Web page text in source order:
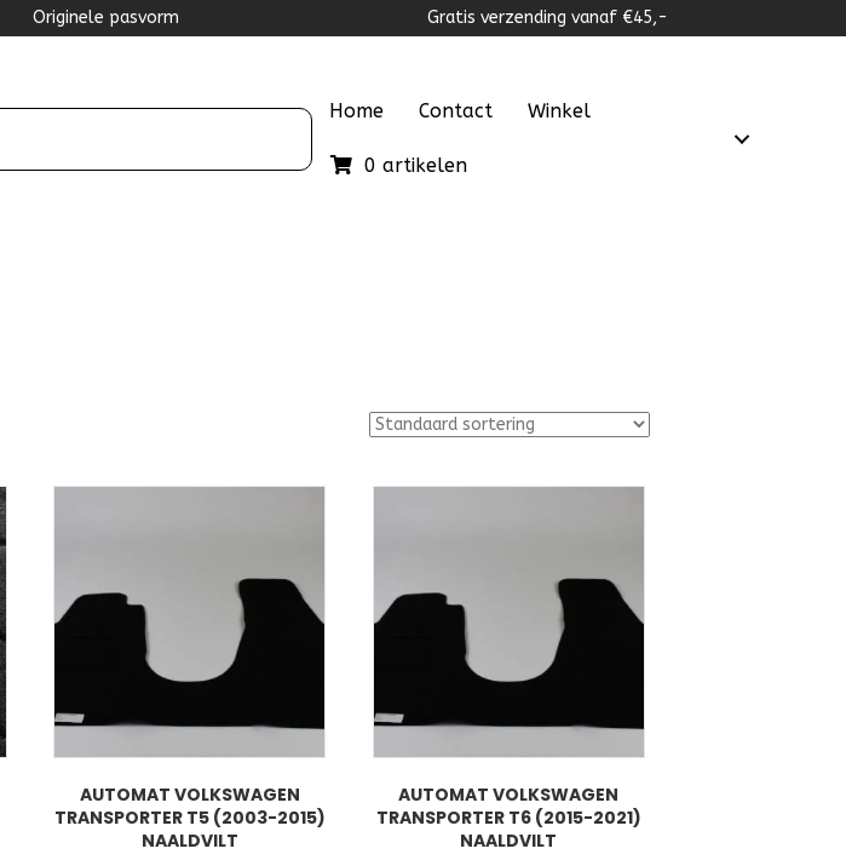
Originele pasvorm Gratis verzending vanaf €45,-
Home Contact Winkel
0 artikelen
AUTOMAT VOLKSWAGEN
TRANSPORTER T5 (2003-2015)
NAALDVILT
AUTOMAT VOLKSWAGEN
TRANSPORTER T6 (2015-2021)
NAALDVILT